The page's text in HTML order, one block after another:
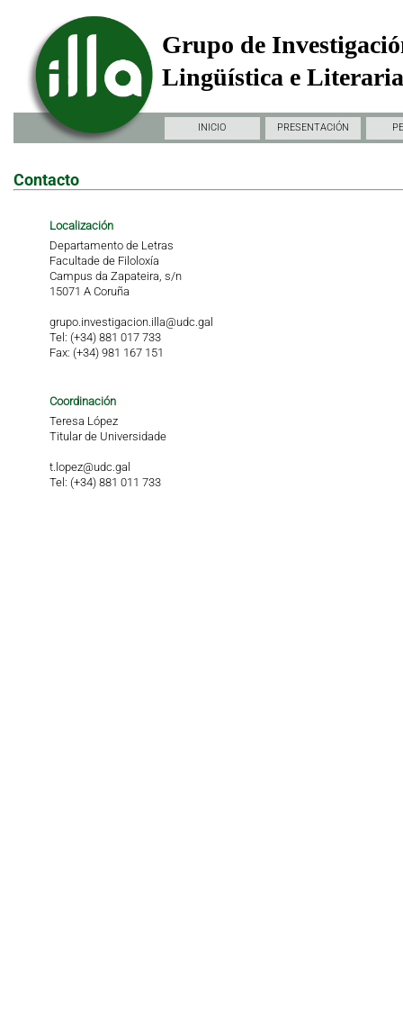
Grupo de
Lingüística e
INICIO PRESENTACIÓN
Contacto
Localización
Departamento de Letras
Facultade de Filoloxía
Campus da Zapateira, s/n
15071 A Coruña
grupo.investigacion.illa@udc.gal
Tel: (+34) 881 017 733
Fax: (+34) 981 167 151
Coordinación
Teresa López
Titular de Universidade
t.lopez@udc.gal
Tel: (+34) 881 011 733